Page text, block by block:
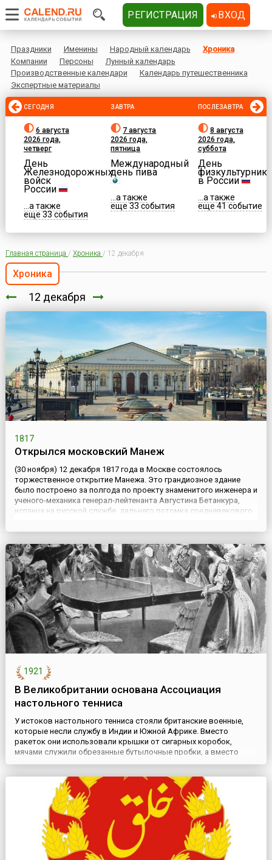
Праздники Именины Народный календарь
Хроника
Компании
Персоны
Лунный календарь
Производственные календари
Календарь путешественника
Экспертные материалы
СЕГОДНЯ
6 августа
2026 года,
четверг
День
Железнодорожных
войск
России
...а также
еще 33 события
ЗАВТРА
7 августа
2026 года,
пятница
Международный
день пива
...а также
еще 33 события
ПОСЛЕЗАВТРА
8 августа
2026 года,
суббота
День
физкультурника
в России
...а также
еще 41 событие
Главная страница / Хроника / 12 декабря
Хроника
12 декабря
1817
Открылся московский Манеж
(30 ноября) 12 декабря 1817 года в Москве состоялось
торжественное открытие Манежа. Это грандиозное здание
было построено за полгода по проекту знаменитого инженера и
ученого-механика генерал-лейтенанта Августина Бетанкура,
испанца на русской службе, дальнего потомка средневекового
заданием императора Александра I, пожелавшего иметь в М...
1921
В Великобритании основана Ассоциация
настольного тенниса
У истоков настольного тенниса стояли британские военные,
которые несли службу в Индии и Южной Африке. Вместо
ракеток они использовали крышки от сигарных коробок,
мячами служили обрезанные бутылочные пробки, а вместо
сетки на столе выкладывались книги. Большой вклад в
привезший в 1900 году из США полые целлулоидные мячи.
История происхождения н...
РЕГИСТРАЦИЯ ВХОД